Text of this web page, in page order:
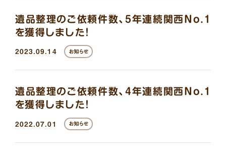
遺品整理のご依頼件数、5年連続関西No.1
を獲得しました！
2023.09.14 お知らせ
遺品整理のご依頼件数、4年連続関西No.1
を獲得しました！
2022.07.01 お知らせ